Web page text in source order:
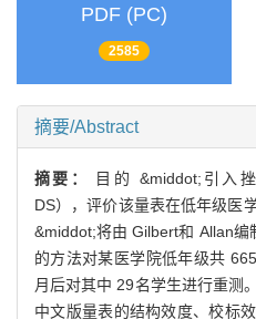
PDF (PC)
2585
摘要/Abstract
摘要：
目的 &middot;引入
DS），评价该量表在低年级医
&middot;将由 Gilbert和 Allan
的方法对某医学院低年级共
月后对其中 29名学生进行重测
中文版量表的结构效度、校标